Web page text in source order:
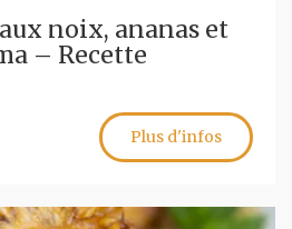
noix, ananas et
– Recette
Plus d'infos